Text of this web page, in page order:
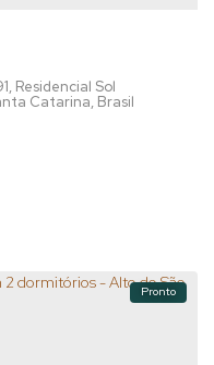
, Residencial Sol
Catarina, Brasil
Pronto